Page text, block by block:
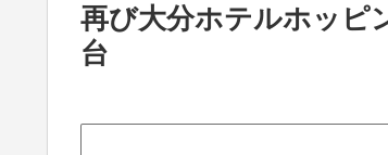
再び大分ホテルホッ
台